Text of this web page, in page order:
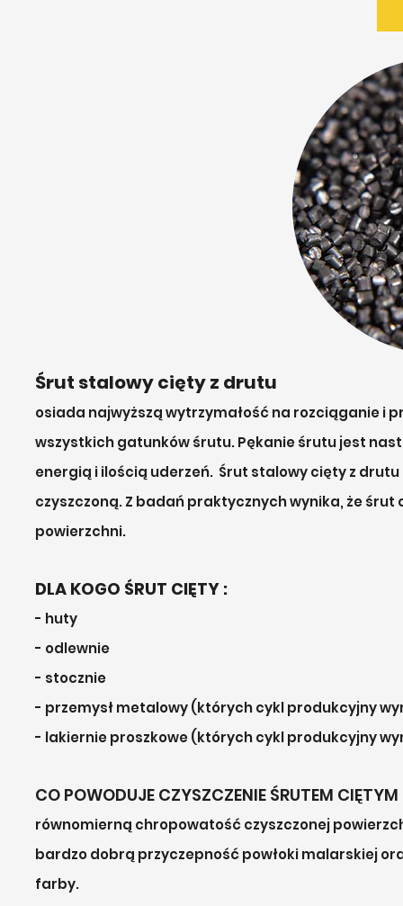
Śrut stalowy cięty z drutu
osiada najwyższą wytrzymałość na rozciąganie i
wszystkich gatunków śrutu. Pękanie śrutu jest
energią i ilością uderzeń. Śrut stalowy cięty z
czyszczoną. Z badań praktycznych wynika, że
powierzchni.
DLA KOGO ŚRUT CIĘTY :
- huty
- odlewnie
- stocznie
- przemysł metalowy (których cykl produkcyjny
- lakiernie proszkowe (których cykl produkcyjny
CO POWODUJE CZYSZCZENIE ŚRUTEM CIĘTYM
równomierną chropowatość czyszczonej
bardzo dobrą przyczepność powłoki malarskiej
farby.